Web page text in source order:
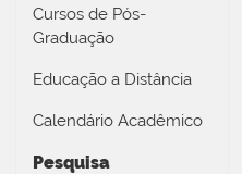
Cursos de Pós-
Graduação
Educação a Distância
Calendário Acadêmico
Pesquisa